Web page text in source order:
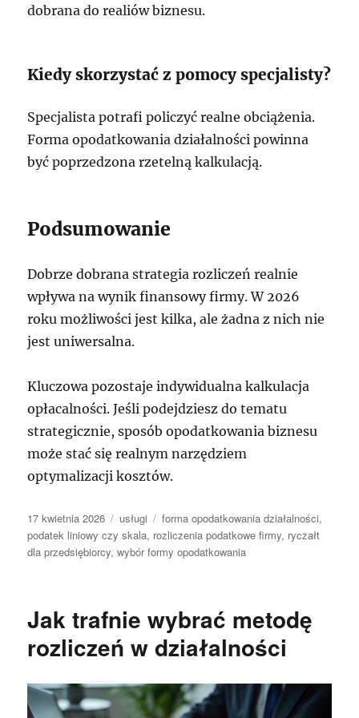
dobrana do realiów biznesu.
Kiedy skorzystać z pomocy specjalisty?
Specjalista potrafi policzyć realne obciążenia.
Forma opodatkowania działalności powinna
być poprzedzona rzetelną kalkulacją.
Podsumowanie
Dobrze dobrana strategia rozliczeń realnie
wpływa na wynik finansowy firmy. W 2026
roku możliwości jest kilka, ale żadna z nich nie
jest uniwersalna.
Kluczowa pozostaje indywidualna kalkulacja
opłacalności. Jeśli podejdziesz do tematu
strategicznie, sposób opodatkowania biznesu
może stać się realnym narzędziem
optymalizacji kosztów.
Data
publikacji
17 kwietnia 2026 Kategorie
usługi Tagi
forma opodatkowania działalności,
podatek liniowy czy skala, rozliczenia podatkowe firmy, ryczałt
dla przedsiębiorcy,wybór formy opodatkowania
Jak trafnie wybrać metodę
rozliczeń w działalności